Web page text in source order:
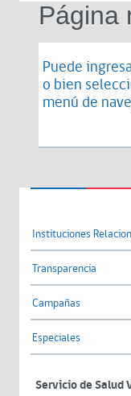
Página
Puede
o bien
menú de
Instituciones
Transparencia
Campañas
Especiales
Servicio de Salud